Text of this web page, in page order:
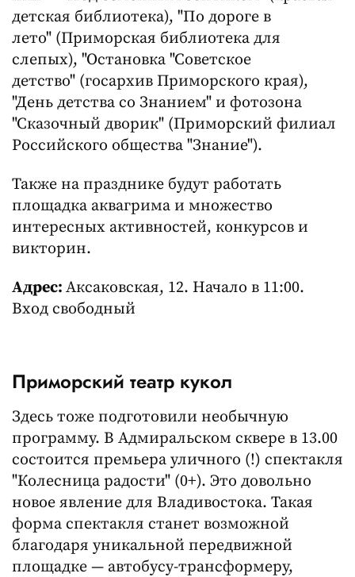
детская библиотека), "По дороге в
лето" (Приморская библиотека для
слепых), "Остановка "Советское
детство" (госархив Приморского края),
"День детства со Знанием" и фотозона
"Сказочный дворик" (Приморский филиал
Российского общества "Знание").
Также на празднике будут работать
площадка аквагрима и множество
интересных активностей, конкурсов и
викторин.
Адрес: Аксаковская, 12. Начало в 11:00.
Вход свободный
Приморский театр кукол
Здесь тоже подготовили необычную
программу. В Адмиральском сквере в 13.00
состоится премьера уличного (!) спектакля
"Колесница радости" (0+). Это довольно
новое явление для Владивостока. Такая
форма спектакля станет возможной
благодаря уникальной передвижной
площадке — автобусу-трансформеру,